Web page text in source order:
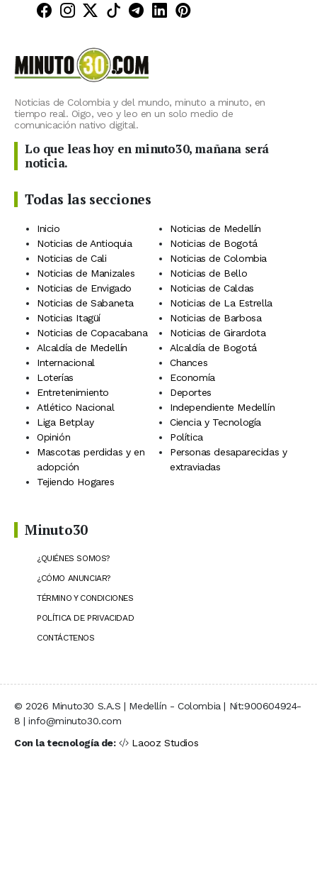
Minuto30 en Facebook
Minuto30 en Instagram
Minuto30 en X (Twitter)
Minuto30 en TikTok
Canal de Minuto30 en
Minuto30 en LinkedIn
Minuto30 en
Noticias de Colombia y del mundo, minuto a minuto, en
tiempo real. Oigo, veo y leo en un solo medio de
comunicación nativo digital.
Lo que leas hoy en minuto30, mañana será
noticia.
Todas las secciones
Inicio
Noticias de Medellín
Noticias de Antioquia
Noticias de Bogotá
Noticias de Cali
Noticias de Colombia
Noticias de Manizales
Noticias de Bello
Noticias de Envigado
Noticias de Caldas
Noticias de Sabaneta
Noticias de La Estrella
Noticias Itagüí
Noticias de Barbosa
Noticias de Copacabana
Noticias de Girardota
Alcaldía de Medellín
Alcaldía de Bogotá
Internacional
Chances
Loterías
Economía
Entretenimiento
Deportes
Atlético Nacional
Independiente Medellín
Liga Betplay
Ciencia y Tecnología
Opinión
Política
Mascotas perdidas y en
adopción
Personas desaparecidas y
extraviadas
Tejiendo Hogares
Minuto30
¿QUIÉNES SOMOS?
¿CÓMO ANUNCIAR?
TÉRMINO Y CONDICIONES
POLÍTICA DE PRIVACIDAD
CONTÁCTENOS
© 2026 Minuto30 S.A.S | Medellín - Colombia | Nit:900604924-
8 | info@minuto30.com
Con la tecnología de:
Laooz Studios